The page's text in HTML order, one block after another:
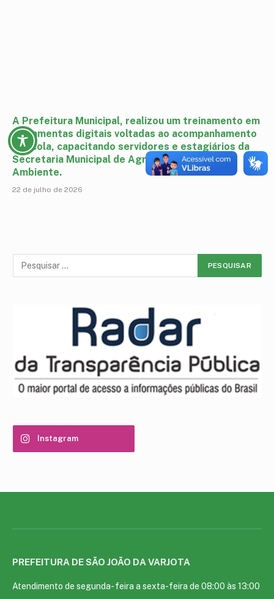
A Prefeitura Municipal, realizou um treinamento em
ferramentas digitais voltadas ao acompanhamento
agrícola, capacitando servidores e estagiários da
Secretaria Municipal de Agricultura e Meio
Ambiente.
22 de julho de 2026
Instagram
PREFEITURA DE SÃO JOÃO DA VARJOTA
Atendimento de segunda- feira a sexta-feira de 08:00 às 13:00